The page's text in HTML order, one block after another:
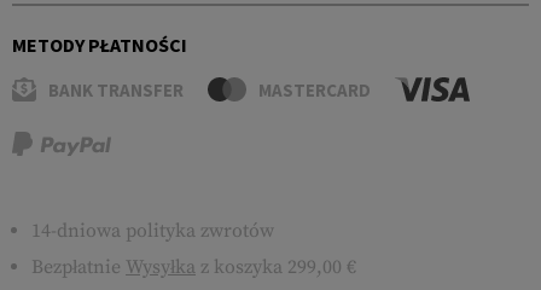
METODY PŁATNOŚCI
BANK TRANSFER MASTERCARD
14-dniowa polityka zwrotów
Bezpłatnie Wysyłka z koszyka 299,00 €